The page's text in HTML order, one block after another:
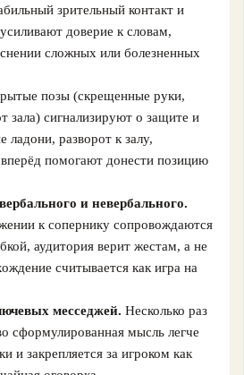
зрительный контакт и
доверие к словам,
сложных или болезненных
позы (скрещенные руки,
зала) сигнализируют о защите и
ладони, разворот к залу,
помогают донести позицию
и невербального.
к сопернику сопровождаются
аудитория верит жестам, а не
считывается как игра на
месседжей. Несколько раз
сформулированная мысль легче
и закрепляется за игроком как